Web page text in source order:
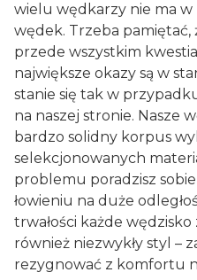
wielu wędkarzy nie ma
wędek. Trzeba
przede wszystkim
największe okazy są w
stanie się tak w
na naszej stronie. Nasze
bardzo solidny korpus
selekcjonowanych
problemu poradzisz
łowieniu na duże
trwałości każde
również niezwykły styl –
rezygnować z komfortu